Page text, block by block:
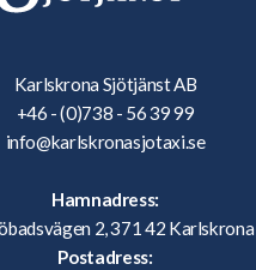
Karlskrona Sjötjänst AB
+46 - (0)738 - 56 39 99
info@karlskronasjotaxi.se
Hamnadress:
2, 371 42 Karlskrona
Postadress: